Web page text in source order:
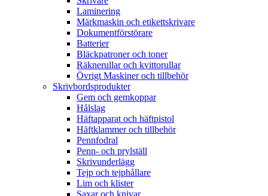
Laminering
Märkmaskin och etikettskrivare
Dokumentförstörare
Batterier
Bläckpatroner och toner
Räknerullar och kvittorullar
Övrigt Maskiner och tillbehör
Skrivbordsprodukter
Gem och gemkoppar
Hålslag
Häftapparat och häftpistol
Häftklammer och tillbehör
Pennfodral
Penn- och prylställ
Skrivunderlägg
Tejp och tejphållare
Lim och klister
Saxar och knivar